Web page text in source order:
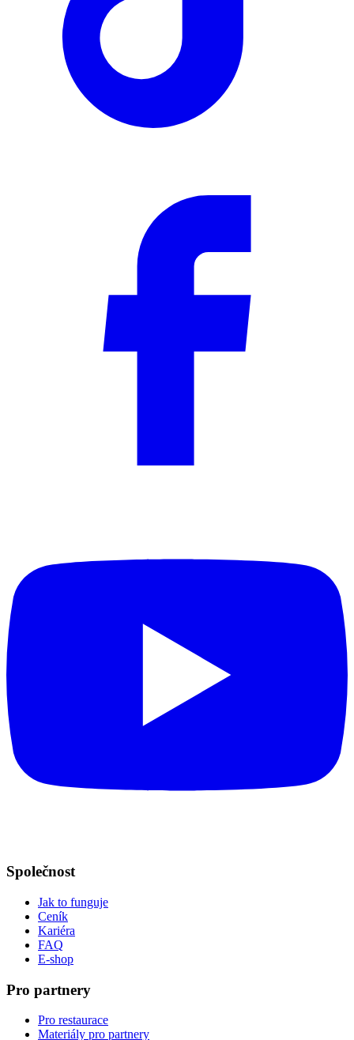
Společnost
Jak to funguje
Ceník
Kariéra
FAQ
E-shop
Pro partnery
Pro restaurace
Materiály pro partnery